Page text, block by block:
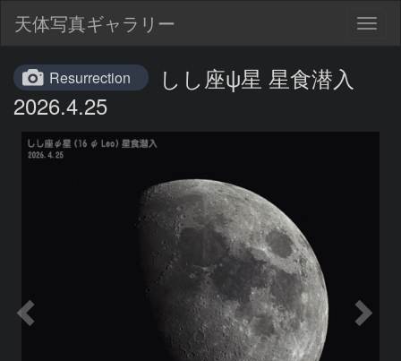
天体写真ギャラリー
Resurrection
しし座ψ星 星食潜入
2026.4.25